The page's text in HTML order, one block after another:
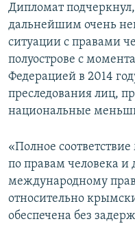
Дипломат
дальнейшим очень
ситуации с правами
полуострове с
Федерацией в 2014
преследования лиц,
национальные
«Полное
по правам человека и
международному
относительно
обеспечена без